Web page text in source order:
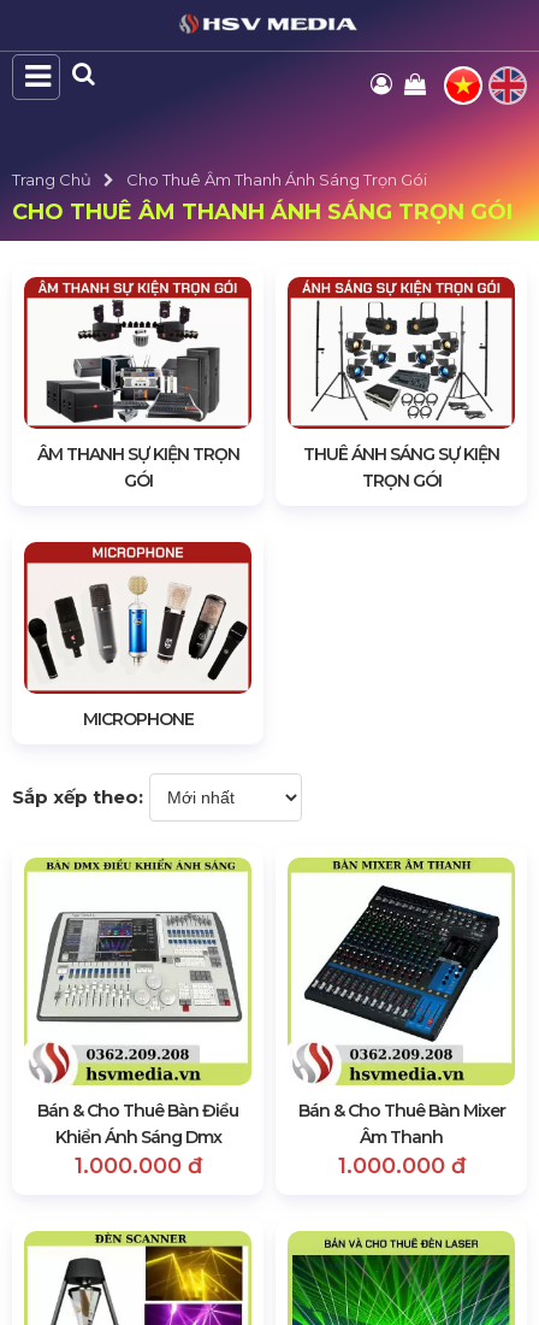
Trang Chủ Cho Thuê Âm Thanh Ánh Sáng Trọn Gói
CHO THUÊ ÂM THANH ÁNH SÁNG TRỌN GÓI
ÂM THANH SỰ KIỆN TRỌN
GÓI
THUÊ ÁNH SÁNG SỰ KIỆN
TRỌN GÓI
MICROPHONE
Sắp xếp theo:
Bán & Cho Thuê Bàn Điều
Khiển Ánh Sáng Dmx
1.000.000 đ
Bán & Cho Thuê Bàn Mixer
Âm Thanh
1.000.000 đ